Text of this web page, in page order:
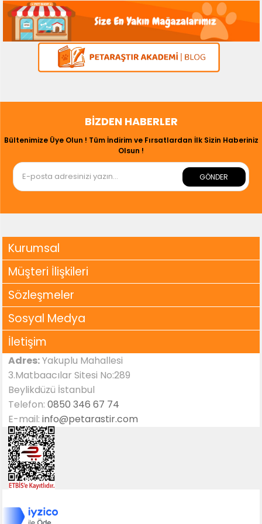
BIZDEN HABERLER
Bültenimize Üye Olun ! Tüm İndirim ve Fırsatlardan İlk Sizin Haberiniz
Olsun !
GÖNDER
Kurumsal
Müşteri İlişkileri
Sözleşmeler
Sosyal Medya
İletişim
Adres:Yakuplu Mahallesi
3.Matbaacılar Sitesi No:289
Beylikdüzü İstanbul
Telefon:0850 346 67 74
E-mail:info@petarastir.com